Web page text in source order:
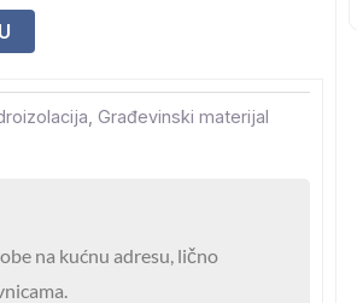
Građevinski materijal
na kućnu adresu, lično